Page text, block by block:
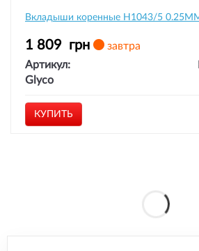
Вкладыши коренные H1043/5
1 809 грн
завтра
Артикул:
Glyco
КУПИТЬ